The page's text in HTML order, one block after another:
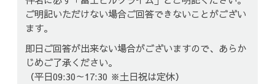
ご明記いただけない場合ご回答できないことがござい
ます。
即日ご回答が出来ない場合がございますので、あらか
じめご了承ください。
（平日09:30～17:30 ※土日祝は定休）